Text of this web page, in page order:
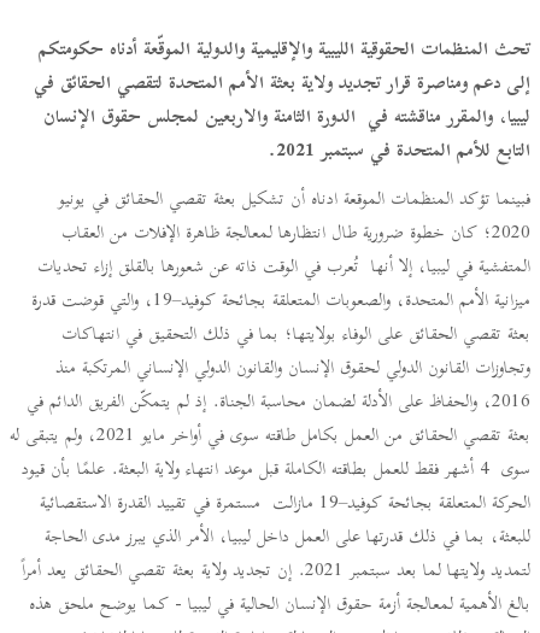
تحث المنظمات الحقوقية الليبية والإقليمية والدولية الموقّعة أدناه حكومتكم
إلى دعم ومناصرة قرار تجديد ولاية بعثة الأمم المتحدة لتقصي الحقائق في
ليبيا، والمقرر مناقشته في الدورة الثامنة والاربعين لمجلس حقوق الإنسان
التابع للأمم المتحدة في سبتمبر 2021.
فبينما تؤكد المنظمات الموقعة ادناه أن تشكيل بعثة تقصي الحقائق في يونيو
2020؛ كان خطوة ضرورية طال انتظارها لمعالجة ظاهرة الإفلات من العقاب
المتفشية في ليبيا، إلا أنها تُعرب في الوقت ذاته عن شعورها بالقلق إزاء تحديات
ميزانية الأمم المتحدة، والصعوبات المتعلقة بجائحة كوفيد–19، والتي قوضت قدرة
بعثة تقصي الحقائق على الوفاء بولايتها؛ بما في ذلك التحقيق في انتهاكات
وتجاوزات القانون الدولي لحقوق الإنسان والقانون الدولي الإنساني المرتكبة منذ
2016، والحفاظ على الأدلة لضمان محاسبة الجناة. إذ لم يتمكّن الفريق الدائم في
بعثة تقصي الحقائق من العمل بكامل طاقته سوى في أواخر مايو 2021، ولم يتبقى له
سوى 4 أشهر فقط للعمل بطاقته الكاملة قبل موعد انتهاء ولاية البعثة. علمًا بأن قيود
الحركة المتعلقة بجائحة كوفيد–19 مازالت مستمرة في تقييد القدرة الاستقصائية
للبعثة، بما في ذلك قدرتها على العمل داخل ليبيا، الأمر الذي يبرز مدى الحاجة
لتمديد ولايتها لما بعد سبتمبر 2021. إن تجديد ولاية بعثة تقصي الحقائق يعد أمراً
بالغ الأهمية لمعالجة أزمة حقوق الإنسان الحالية في ليبيا - كما يوضح ملحق هذه